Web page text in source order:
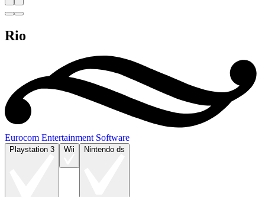
Rio
Eurocom Entertainment Software
Playstation 3 Wii Nintendo ds